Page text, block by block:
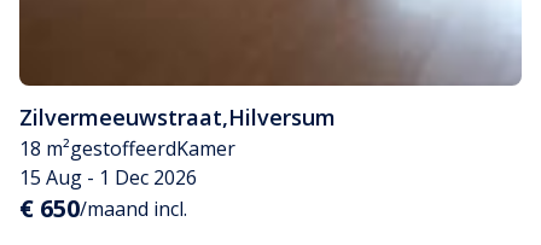
Zilvermeeuwstraat,Hilversum
18 m²gestoffeerdKamer
15 Aug - 1 Dec 2026
€ 650/maand incl.